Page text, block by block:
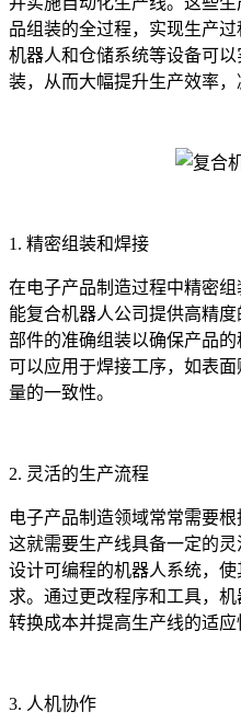
品组装的全过程，实现生产
机器人和仓储系统等设备可
装，从而大幅提升生产效率，
1. 精密组装和焊接
在电子产品制造过程中精密
能复合机器人公司提供高精
部件的准确组装以确保产品
可以应用于焊接工序，如表
量的一致性。
2. 灵活的生产流程
电子产品制造领域常常需要
这就需要生产线具备一定的
设计可编程的机器人系统，
求。通过更改程序和工具，
转换成本并提高生产线的适应
3. 人机协作